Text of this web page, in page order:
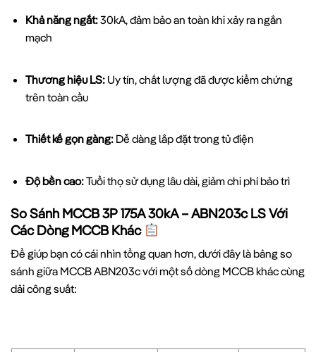
Khả năng ngắt:30kA, đảm bảo an toàn khi xảy ra ngắn
mạch
Thương hiệu LS:Uy tín, chất lượng đã được kiểm chứng
trên toàn cầu
Thiết kế gọn gàng:Dễ dàng lắp đặt trong tủ điện
Độ bền cao:Tuổi thọ sử dụng lâu dài, giảm chi phí bảo trì
So Sánh MCCB 3P 175A 30kA – ABN203c LS Với
Các Dòng MCCB Khác
Để giúp bạn có cái nhìn tổng quan hơn, dưới đây là bảng so
sánh giữa MCCB ABN203c với một số dòng MCCB khác cùng
dải công suất: